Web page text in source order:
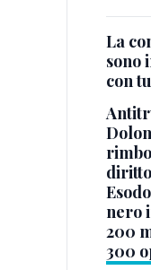
La
sono
con
diritto
nero
200
300